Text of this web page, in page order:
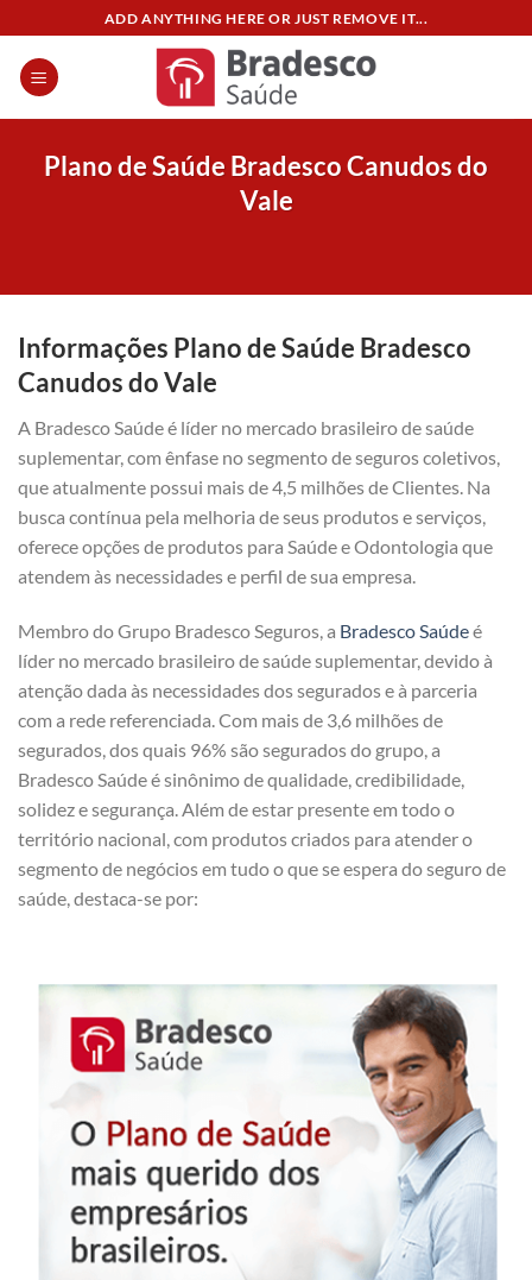
content
ADD ANYTHING HERE OR JUST REMOVE IT...
Plano de Saúde Bradesco Canudos do
Vale
Informações Plano de Saúde Bradesco
Canudos do Vale
A Bradesco Saúde é líder no mercado brasileiro de saúde
suplementar, com ênfase no segmento de seguros coletivos,
que atualmente possui mais de 4,5 milhões de Clientes. Na
busca contínua pela melhoria de seus produtos e serviços,
oferece opções de produtos para Saúde e Odontologia que
atendem às necessidades e perfil de sua empresa.
Membro do Grupo Bradesco Seguros, a Bradesco Saúdeé
líder no mercado brasileiro de saúde suplementar, devido à
atenção dada às necessidades dos segurados e à parceria
com a rede referenciada. Com mais de 3,6 milhões de
segurados, dos quais 96% são segurados do grupo, a
Bradesco Saúde é sinônimo de qualidade, credibilidade,
solidez e segurança. Além de estar presente em todo o
território nacional, com produtos criados para atender o
segmento de negócios em tudo o que se espera do seguro de
saúde, destaca-se por: